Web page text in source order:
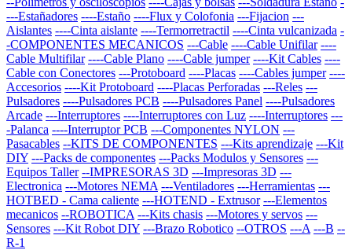
---Estañadores ----Estaño ----Flux y Colofonia ---Fijacion ---
Aislantes ----Cinta aislante ----Termorretractil ----Cinta vulcanizada -
-COMPONENTES MECANICOS ---Cable ----Cable Unifilar ----
Cable Multifilar ----Cable Plano ----Cable jumper ----Kit Cables ----
Cable con Conectores ---Protoboard ----Placas ----Cables jumper ----
Accesorios ----Kit Protoboard ----Placas Perforadas ---Reles ---
Pulsadores ----Pulsadores PCB ----Pulsadores Panel ----Pulsadores
Arcade ---Interruptores ----Interruptores con Luz ----Interruptores ---
-Palanca ----Interruptor PCB ---Componentes NYLON ---
Pasacables --KITS DE COMPONENTES ---Kits aprendizaje ---Kit
DIY ---Packs de componentes ---Packs Modulos y Sensores ---
Equipos Taller --IMPRESORAS 3D ---Impresoras 3D ---
Electronica ---Motores NEMA ---Ventiladores ---Herramientas ---
HOTBED - Cama caliente ---HOTEND - Extrusor ---Elementos
mecanicos --ROBOTICA ---Kits chasis ---Motores y servos ---
Sensores ---Kit Robot DIY ---Brazo Robotico --OTROS ---A ---B --
R-1